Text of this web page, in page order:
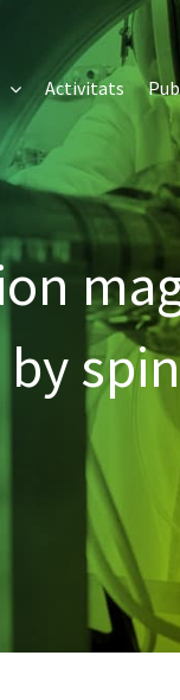
Activitats